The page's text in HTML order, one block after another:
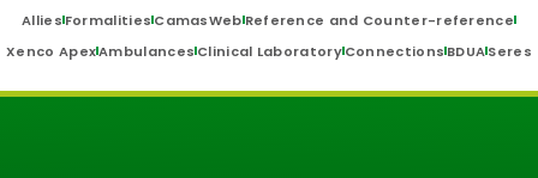
AlliesFormalitiesCamasWebReference and Counter-reference
Xenco ApexAmbulancesClinical LaboratoryConnectionsBDUASeres